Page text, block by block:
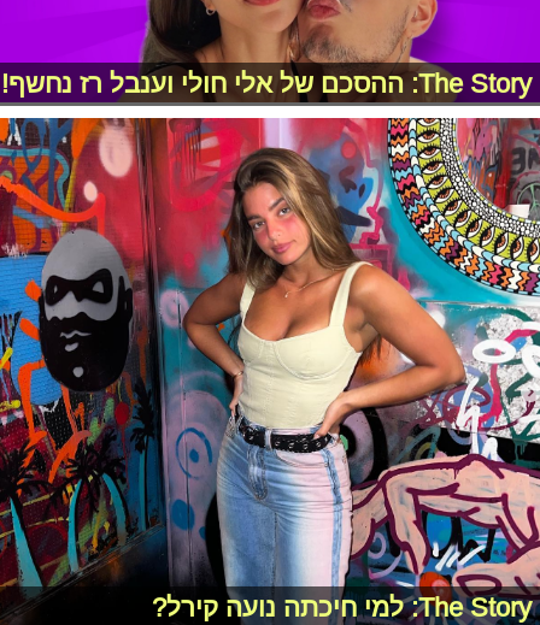
The Story: ההסכם של אלי חולי וענבל רז נחשף!
The Story: למי חיכתה נועה קירל?